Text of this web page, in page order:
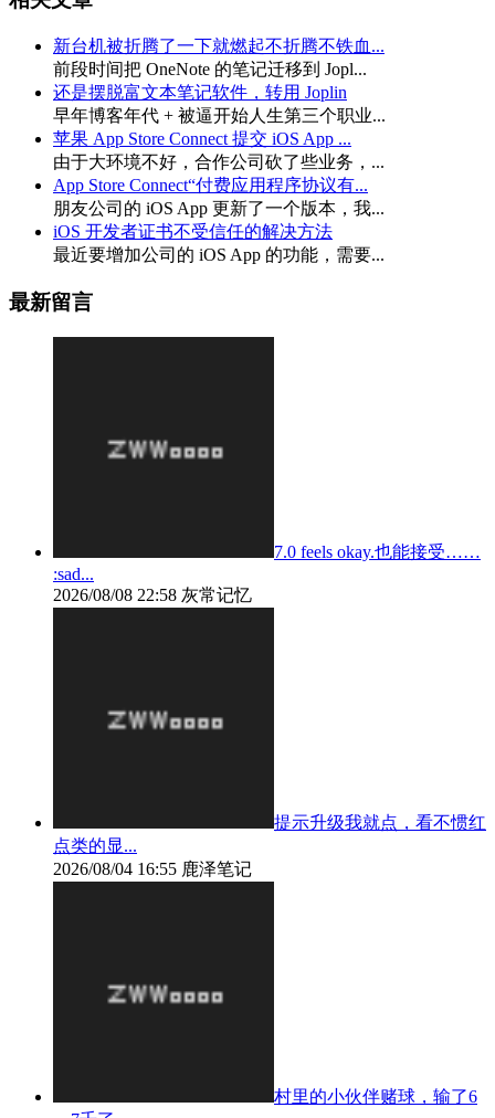
新台机被折腾了一下就燃起不折腾不铁血...
前段时间把 OneNote 的笔记迁移到 Jopl...
还是摆脱富文本笔记软件，转用 Joplin
早年博客年代 + 被逼开始人生第三个职业...
苹果 App Store Connect 提交 iOS App ...
由于大环境不好，合作公司砍了些业务，...
App Store Connect“付费应用程序协议有...
朋友公司的 iOS App 更新了一个版本，我...
iOS 开发者证书不受信任的解决方法
最近要增加公司的 iOS App 的功能，需要...
最新留言
7.0 feels okay.也能接受……
:sad...
2026/08/08 22:58 灰常记忆
提示升级我就点，看不惯红
点类的显...
2026/08/04 16:55 鹿泽笔记
村里的小伙伴赌球，输了6